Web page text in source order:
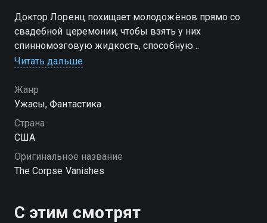
Доктор Лоренц похищает молодожёнов прямо со
свадебной церемонии, чтобы взять у них
спинномозговую жидкость, способную
поддерживать молодость его увядающей жены.
собственное расследование
Читать дальше
Жанр
Ужасы, Фантастика
Страна
США
Оригинальное название
The Corpse Vanishes
С этим смотрят